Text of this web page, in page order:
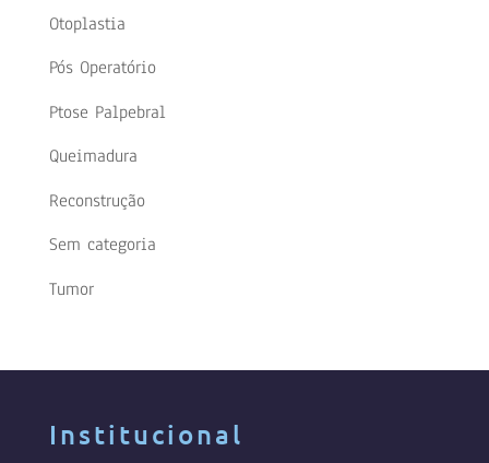
Otoplastia
Pós Operatório
Ptose Palpebral
Queimadura
Reconstrução
Sem categoria
Tumor
Institucional